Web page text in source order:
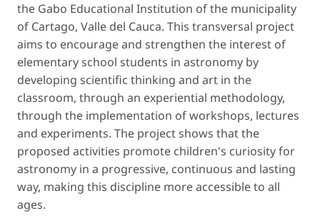
the Gabo Educational Institution of the municipality
of Cartago, Valle del Cauca. This transversal project
aims to encourage and strengthen the interest of
elementary school students in astronomy by
developing scientific thinking and art in the
classroom, through an experiential methodology,
through the implementation of workshops, lectures
and experiments. The project shows that the
proposed activities promote children's curiosity for
astronomy in a progressive, continuous and lasting
way, making this discipline more accessible to all
ages.